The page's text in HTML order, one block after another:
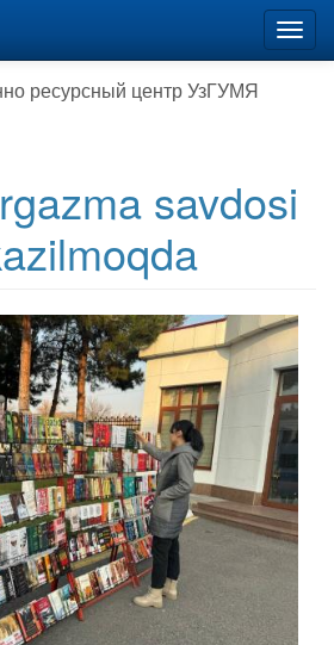
ресурсный центр УзГУМЯ
savdosi